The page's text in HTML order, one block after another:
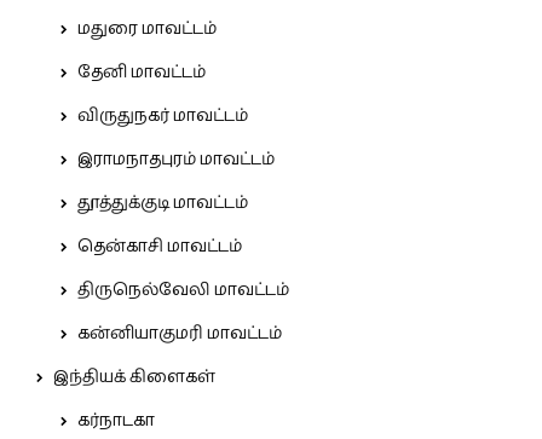
மதுரை மாவட்டம்
தேனி மாவட்டம்
விருதுநகர் மாவட்டம்
இராமநாதபுரம் மாவட்டம்
தூத்துக்குடி மாவட்டம்
தென்காசி மாவட்டம்
திருநெல்வேலி மாவட்டம்
கன்னியாகுமரி மாவட்டம்
இந்தியக் கிளைகள்
கர்நாடகா